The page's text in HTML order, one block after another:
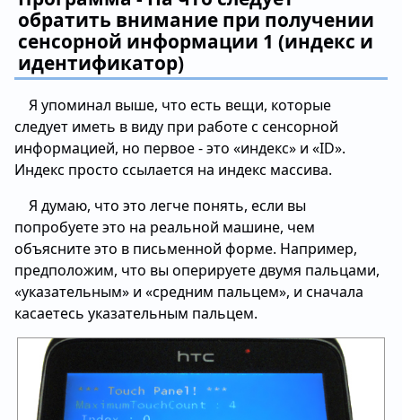
обратить внимание при получении
сенсорной информации 1 (индекс и
идентификатор)
Я упоминал выше, что есть вещи, которые
следует иметь в виду при работе с сенсорной
информацией, но первое - это «индекс» и «ID».
Индекс просто ссылается на индекс массива.
Я думаю, что это легче понять, если вы
попробуете это на реальной машине, чем
объясните это в письменной форме. Например,
предположим, что вы оперируете двумя пальцами,
«указательным» и «средним пальцем», и сначала
касаетесь указательным пальцем.